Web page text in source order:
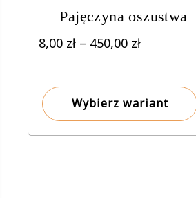
Pajęczyna oszustwa
8,00 zł – 450,00 złZakres
8,00 zł
do
Wybierz wariant